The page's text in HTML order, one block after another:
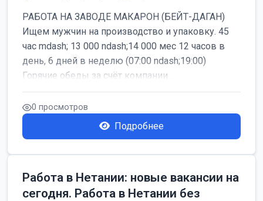
РАБОТА НА ЗАВОДЕ МАКАРОН (БЕЙТ-ДАГАН)
Ищем мужчин на производство и упаковку. 45
час mdash; 13 000 ndash;14 000 мес 12 часов в
день, 6 дней в неделю (07:00 ndash;19:00)
Горячие обеды за счёт компании ...
0 просмотров
Подробнее
Работа в Нетании: новые вакансии на
сегодня. Работа в Нетании без